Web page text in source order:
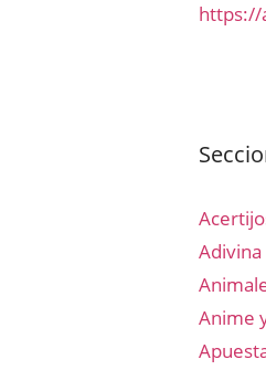
https://
Anime